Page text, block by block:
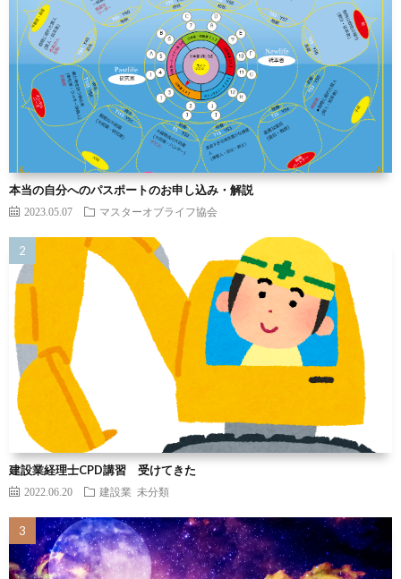
本当の自分へのパスポートのお申し込み・解説
2023.05.07 マスターオブライフ協会
建設業経理士CPD講習 受けてきた
2022.06.20 建設業 未分類